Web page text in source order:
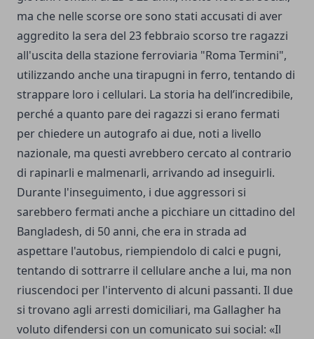
ma che nelle scorse ore sono stati accusati di aver
aggredito la sera del 23 febbraio scorso tre ragazzi
all'uscita della stazione ferroviaria "Roma Termini",
utilizzando anche una tirapugni in ferro, tentando di
strappare loro i cellulari. La storia ha dell’incredibile,
perché a quanto pare dei ragazzi si erano fermati
per chiedere un autografo ai due, noti a livello
nazionale, ma questi avrebbero cercato al contrario
di rapinarli e malmenarli, arrivando ad inseguirli.
Durante l'inseguimento, i due aggressori si
sarebbero fermati anche a picchiare un cittadino del
Bangladesh, di 50 anni, che era in strada ad
aspettare l'autobus, riempiendolo di calci e pugni,
tentando di sottrarre il cellulare anche a lui, ma non
riuscendoci per l'intervento di alcuni passanti. Il due
si trovano agli arresti domiciliari, ma Gallagher ha
voluto difendersi con un comunicato sui social: «Il